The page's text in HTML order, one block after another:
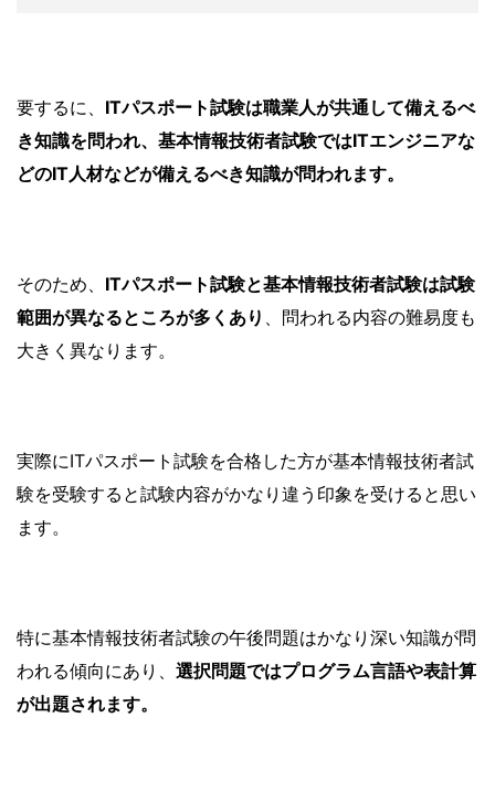
要するに、 ITパスポート試験は職業人が共通して備えるべ
き知識を問われ、基本情報技術者試験ではITエンジニアな
どのIT人材などが備えるべき知識が問われます。
そのため、 ITパスポート試験と基本情報技術者試験は試験
範囲が異なるところが多くあり
、問われる内容の難易度も
大きく異なります。
実際にITパスポート試験を合格した方が基本情報技術者試
験を受験すると試験内容がかなり違う印象を受けると思い
ます。
特に基本情報技術者試験の午後問題はかなり深い知識が問
われる傾向にあり、 選択問題ではプログラム言語や表計算
が出題されます。